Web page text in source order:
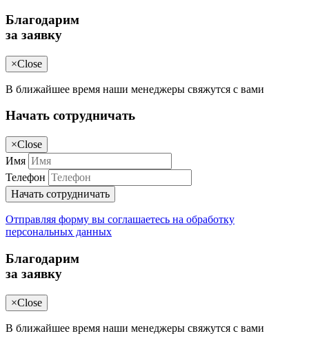
Благодарим
за заявку
×Close
В ближайшее время наши менеджеры свяжутся с вами
Начать сотрудничать
×Close
Имя
Телефон
Начать сотрудничать
Отправляя форму вы соглашаетесь на обработку
персональных данных
Благодарим
за заявку
×Close
В ближайшее время наши менеджеры свяжутся с вами